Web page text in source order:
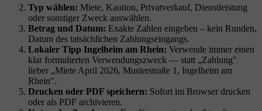
Typ wählen: Miete, Kaution, Privatverkauf, Dienstleistung
oder sonstiger Zweck auswählen.
Betrag und Datum: Exakte Zahlen eingeben – kein Runden,
Datum des tatsächlichen Zahlungseingangs.
Lokaler Tipp Ingelheim am Rhein: Verwende immer einen
klar formulierten Verwendungszweck — statt „Zahlung"
lieber „Miete April 2026, Musterstraße 1, Ingelheim am
Rhein".
Drucken oder PDF speichern: Sofort im Browser drucken
oder als PDF archivieren.